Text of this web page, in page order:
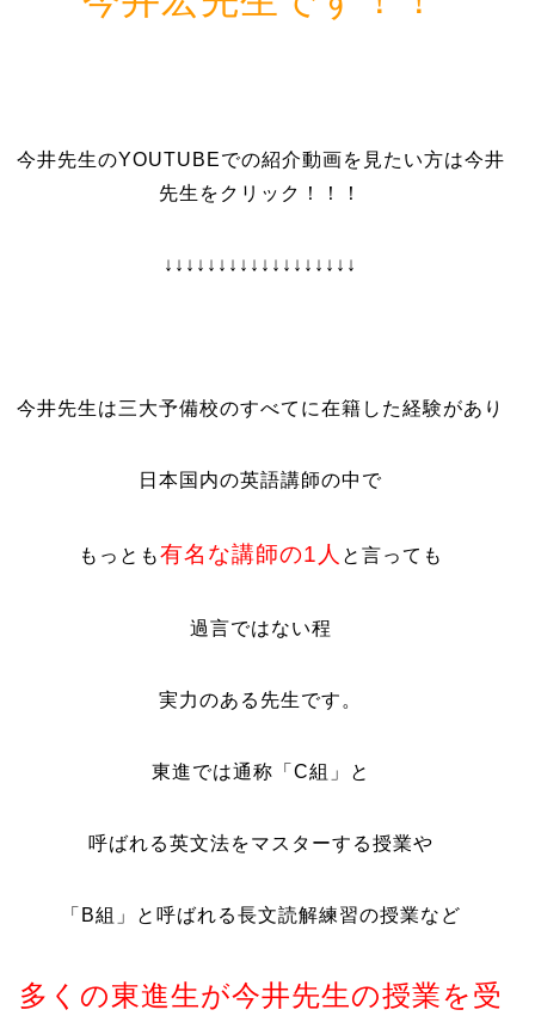
今井先生のYOUTUBEでの紹介動画を見たい方は今井
先生をクリック！！！
↓↓↓↓↓↓↓↓↓↓↓↓↓↓↓↓↓↓
今井先生は三大予備校のすべてに在籍した経験があり
日本国内の英語講師の中で
もっとも有名な講師の1人 と言っても
過言ではない程
実力のある先生です。
東進では通称「C組」と
呼ばれる英文法をマスターする授業や
「B組」と呼ばれる長文読解練習の授業など
多くの東進生が今井先生の授業を受